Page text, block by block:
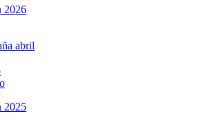
2026
abril
2025